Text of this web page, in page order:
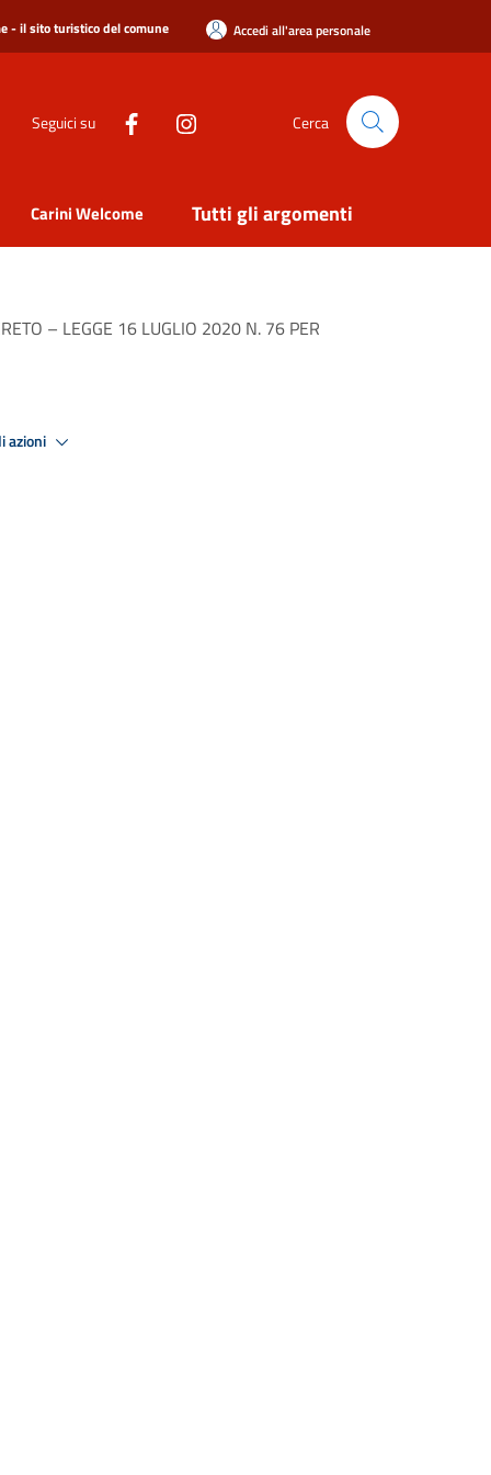
- il sito turistico del comune Accedi all'area personale
Seguici su Cerca
Carini Welcome Tutti gli argomenti
– LEGGE 16 LUGLIO 2020 N. 76 PER
azioni